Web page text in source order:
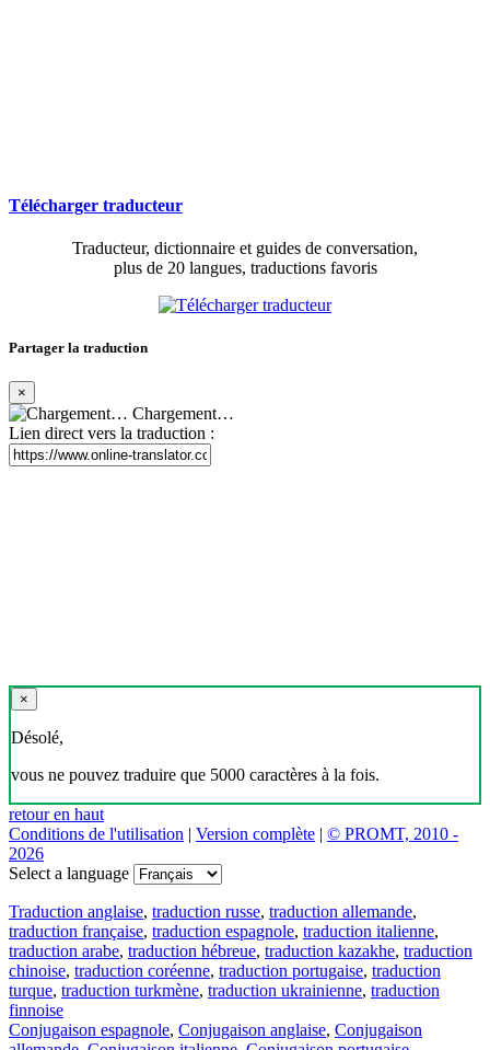
Télécharger traducteur
Traducteur, dictionnaire et guides de conversation,
plus de 20 langues, traductions favoris
Partager la traduction
×
Chargement…
Lien direct vers la traduction :
×
Désolé,
vous ne pouvez traduire que 5000 caractères à la fois.
retour en haut
Conditions de l'utilisation | Version complète | © PROMT, 2010 -
2026
Select a language
Traduction anglaise, traduction russe, traduction allemande,
traduction française, traduction espagnole, traduction italienne,
traduction arabe, traduction hébreue, traduction kazakhe, traduction
chinoise, traduction coréenne, traduction portugaise, traduction
turque, traduction turkmène, traduction ukrainienne, traduction
finnoise
Conjugaison espagnole, Conjugaison anglaise, Conjugaison